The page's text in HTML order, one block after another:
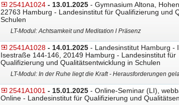
2541A1024 - 13.01.2025- Gymnasium Altona,
22763 Hamburg - Landesinstitut für Qualifizierung und
Schulen
LT-Modul: Achtsamkeit und Meditation l Präsenz
2541A1028 - 14.01.2025- Landesinstitut Hamburg -
Isestraße 144-146, 20149 Hamburg - Landesinstitut für
Qualifizierung und Qualitätsentwicklung in Schulen
LT-Modul: In der Ruhe liegt die Kraft - Herausforderungen
2541A1001 - 15.01.2025- Online-Seminar (LI),
Online - Landesinstitut für Qualifizierung und